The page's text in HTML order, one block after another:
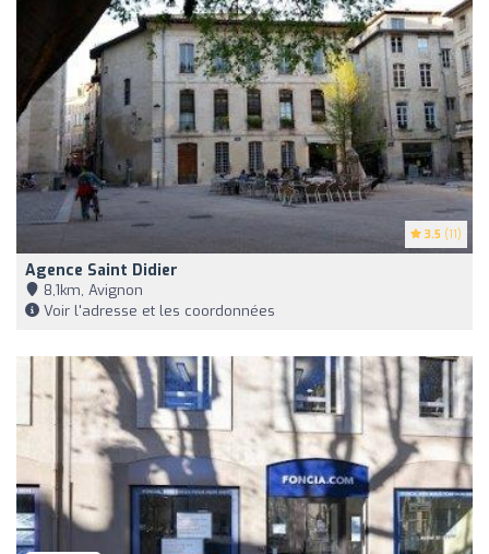
3.5 (11)
Agence Saint Didier
8,1km, Avignon
Voir l'adresse et les coordonnées